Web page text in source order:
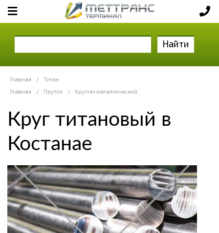
Найти
Главная /
Титан
Главная
/ Пруток / Кругляк металлический
Круг титановый в
Костанае